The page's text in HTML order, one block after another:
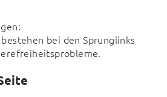
bei den Sprunglinks